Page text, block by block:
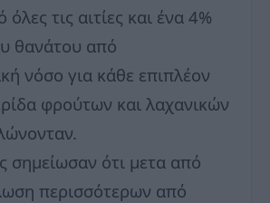
τις αιτίες και ένα 4%
θανάτου από
νόσο για κάθε επιπλέον
φρούτων και λαχανικών
σημείωσαν ότι μετα από
περισσότερων από